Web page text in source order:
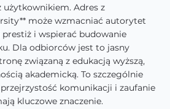
Adres z
może wzmacniać autorytet
i wspierać budowanie
Dla odbiorców jest to jasny
związaną z edukacją wyższą,
akademicką. To szczególnie
komunikacji i zaufanie
kluczowe znaczenie.